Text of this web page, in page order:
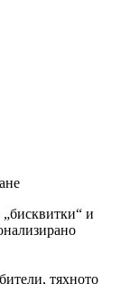
и
тяхното